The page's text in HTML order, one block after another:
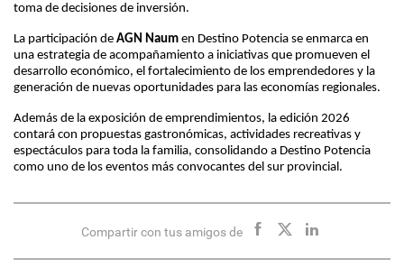
toma de decisiones de inversión.
La participación de AGN Naum en Destino Potencia se enmarca en
una estrategia de acompañamiento a iniciativas que promueven el
desarrollo económico, el fortalecimiento de los emprendedores y la
generación de nuevas oportunidades para las economías regionales.
Además de la exposición de emprendimientos, la edición 2026
contará con propuestas gastronómicas, actividades recreativas y
espectáculos para toda la familia, consolidando a Destino Potencia
como uno de los eventos más convocantes del sur provincial.
Compartir con tus amigos de